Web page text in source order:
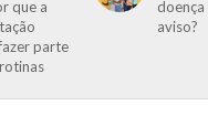
que a
parte
doença
aviso?